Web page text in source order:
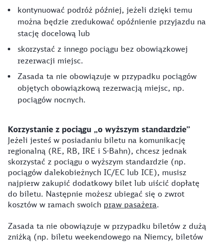
kontynuować podróż później, jeżeli dzięki temu
można będzie zredukować opóźnienie przyjazdu na
stację docelową lub
skorzystać z innego pociągu bez obowiązkowej
rezerwacji miejsc.
Zasada ta nie obowiązuje w przypadku pociągów
objętych obowiązkową rezerwacją miejsc, np.
pociągów nocnych.
Korzystanie z pociągu „o wyższym standardzie”
Jeżeli jesteś w posiadaniu biletu na komunikację
regionalną (RE, RB, IRE i S-Bahn), chcesz jednak
skorzystać z pociągu o wyższym standardzie (np.
pociągów dalekobieżnych IC/EC lub ICE), musisz
najpierw zakupić dodatkowy bilet lub uiścić dopłatę
do biletu. Następnie możesz ubiegać się o zwrot
kosztów w ramach swoich praw pasażera.
Zasada ta nie obowiązuje w przypadku biletów z dużą
zniżką (np. biletu weekendowego na Niemcy, biletów